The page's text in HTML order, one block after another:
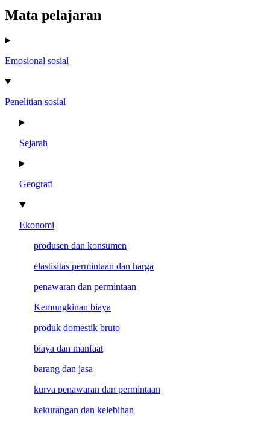
Mata pelajaran
Emosional sosial
Penelitian sosial
Sejarah
Geografi
Ekonomi
produsen dan konsumen
elastisitas permintaan dan harga
penawaran dan permintaan
Kemungkinan biaya
produk domestik bruto
biaya dan manfaat
barang dan jasa
kurva penawaran dan permintaan
kekurangan dan kelebihan